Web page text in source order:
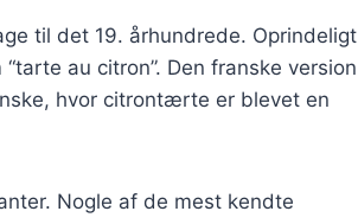
til det 19. århundrede. Oprindeligt
au citron”. Den franske version
hvor citrontærte er blevet en
Nogle af de mest kendte